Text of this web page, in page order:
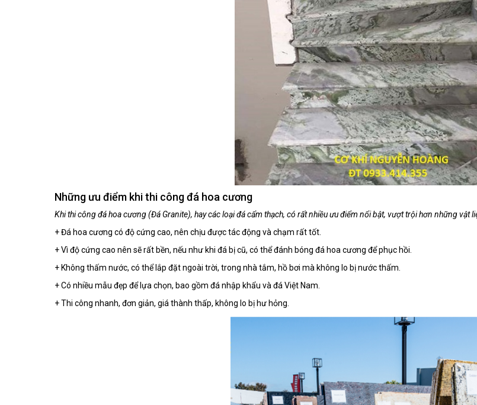
Những ưu điểm khi thi công đá hoa cương
Khi thi công đá hoa cương (Đá Granite), hay các loại đá cẩm thạch, có rất nhiều ưu điểm nổi bật, vượt trội hơn những vật
+ Đá hoa cương có độ cứng cao, nên chịu được tác động và chạm rất tốt.
+ Vì độ cứng cao nên sẽ rất bền, nếu như khi đá bị cũ, có thể đánh bóng đá hoa cương để phục hồi.
+ Không thấm nước, có thể lắp đặt ngoài trời, trong nhà tắm, hồ bơi mà không lo bị nước thấm.
+ Có nhiều mẫu đẹp để lựa chọn, bao gồm đá nhập khẩu và đá Việt Nam.
+ Thi công nhanh, đơn giản, giá thành thấp, không lo bị hư hỏng.